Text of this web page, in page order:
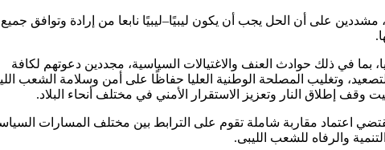
مشددين على أن الحل يجب أن يكون ليبيًا–ليبيًا نابعا من إرادة وتوافق جميع
بما في ذلك حوادث العنف والاغتيالات السياسية، مجددين دعوتهم لكافة
وتغليب المصلحة الوطنية العليا حفاظًا على أمن وسلامة الشعب
إطلاق النار وتعزيز الاستقرار الأمني في مختلف أنحاء البلاد.
اعتماد مقاربة شاملة تقوم على الترابط بين مختلف المسارات
والرفاه للشعب الليبى.